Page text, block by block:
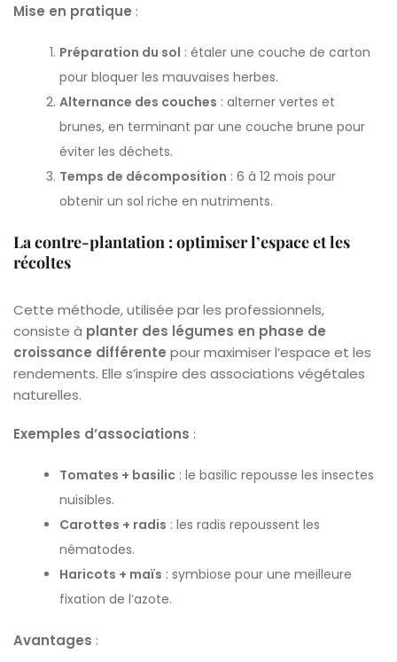
Mise en pratique :
Préparation du sol : étaler une couche de carton
pour bloquer les mauvaises herbes.
Alternance des couches : alterner vertes et
brunes, en terminant par une couche brune pour
éviter les déchets.
Temps de décomposition : 6 à 12 mois pour
obtenir un sol riche en nutriments.
La contre-plantation : optimiser l’espace et les
récoltes
Cette méthode, utilisée par les professionnels,
consiste à planter des légumes en phase de
croissance différente pour maximiser l’espace et les
rendements. Elle s’inspire des associations végétales
naturelles.
Exemples d’associations :
Tomates + basilic : le basilic repousse les insectes
nuisibles.
Carottes + radis : les radis repoussent les
nématodes.
Haricots + maïs : symbiose pour une meilleure
fixation de l’azote.
Avantages :